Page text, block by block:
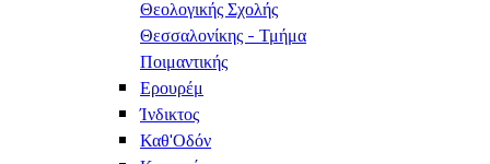
Θεολογικής Σχολής
Θεσσαλονίκης - Τμήμα
Ποιμαντικής
Ερουρέμ
Ίνδικτος
Καθ'Οδόν